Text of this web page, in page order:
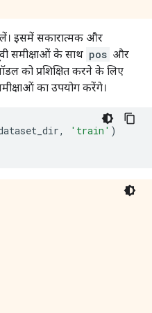
इसमें सकारात्मक और
समीक्षाओं के साथ pos और
को प्रशिक्षित करने के लिए
का उपयोग करेंगे।
, 'train' )